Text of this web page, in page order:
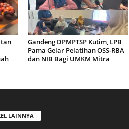
Gandeng DPMPTSP Kutim, LPB
Pama Gelar Pelatihan OSS-RBA
dan NIB Bagi UMKM Mitra
LAINNYA